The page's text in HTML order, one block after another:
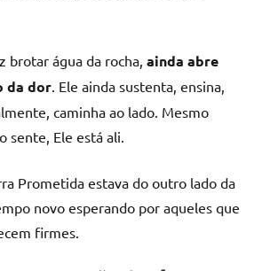
brotar água da rocha, ainda abre
da dor. Ele ainda sustenta, ensina,
caminha ao lado. Mesmo
sente, Ele está ali.
Prometida estava do outro lado da
novo esperando por aqueles que
firmes.